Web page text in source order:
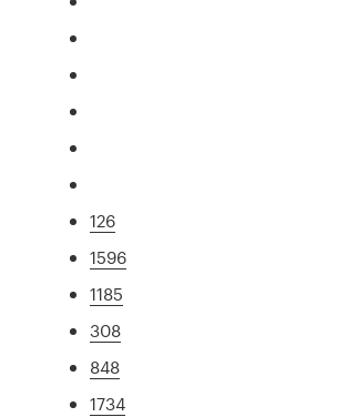
126
1596
1185
308
848
1734